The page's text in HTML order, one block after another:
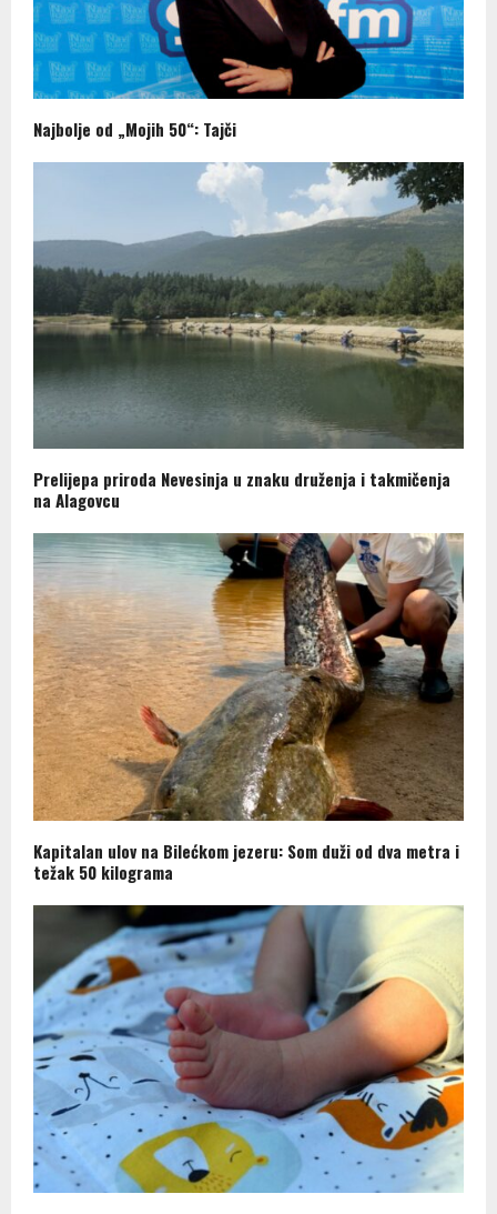
Najbolje od „Mojih 50“: Tajči
Prelijepa priroda Nevesinja u znaku druženja i takmičenja
Kapitalan ulov na Bilećkom jezeru: Som duži od dva metra i
težak 50 kilograma
U Trebinju rođene četiri bebe, Srpska bogatija za 20 novih
stanovnika